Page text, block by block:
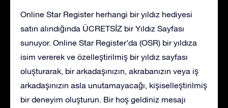
Online Star Register herhangi bir yıldız hediyesi
satın alındığında ÜCRETSİZ bir Yıldız Sayfası
sunuyor. Online Star Register’da (OSR) bir yıldıza
isim vererek ve özelleştirilmiş bir yıldız sayfası
oluşturarak, bir arkadaşınızın, akrabanızın veya iş
arkadaşınızın asla unutamayacağı, kişiselleştirilmiş
bir deneyim oluşturun. Bir hoş geldiniz mesajı